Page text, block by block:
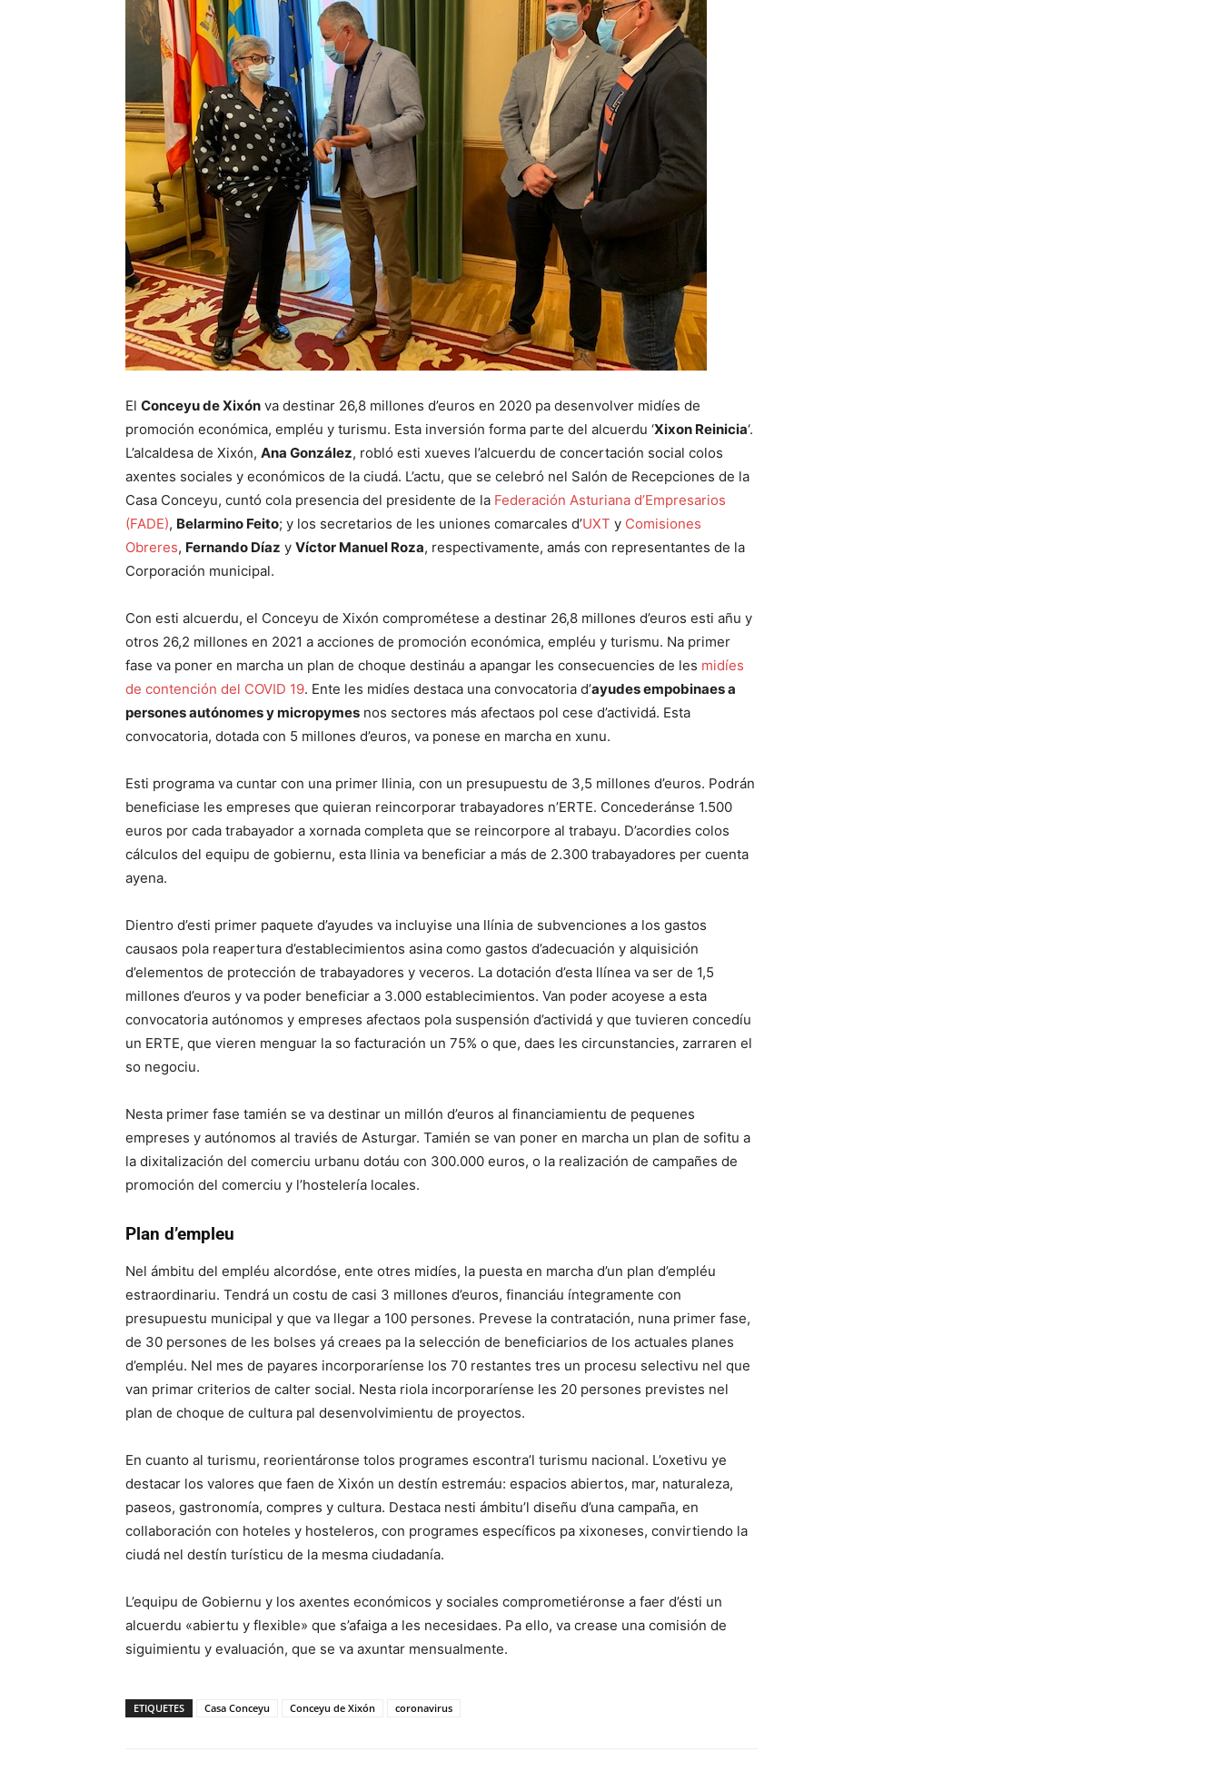
El Conceyu de Xixón va destinar 26,8 millones d’euros en 2020 pa desenvolver midíes de
promoción económica, empléu y turismu. Esta inversión forma parte del alcuerdu ‘Xixon Reinicia‘.
L’alcaldesa de Xixón, Ana González, robló esti xueves l’alcuerdu de concertación social colos
axentes sociales y económicos de la ciudá. L’actu, que se celebró nel Salón de Recepciones de la
Casa Conceyu, cuntó cola presencia del presidente de la Federación Asturiana d’Empresarios
(FADE), Belarmino Feito; y los secretarios de les uniones comarcales d’UXT y Comisiones
Obreres, Fernando Díaz y Víctor Manuel Roza, respectivamente, amás con representantes de la
Corporación municipal.
Con esti alcuerdu, el Conceyu de Xixón comprométese a destinar 26,8 millones d’euros esti añu y
otros 26,2 millones en 2021 a acciones de promoción económica, empléu y turismu. Na primer
fase va poner en marcha un plan de choque destináu a apangar les consecuencies de les midíes
de contención del COVID 19. Ente les midíes destaca una convocatoria d’ayudes empobinaes a
persones autónomes y micropymes nos sectores más afectaos pol cese d’actividá. Esta
convocatoria, dotada con 5 millones d’euros, va ponese en marcha en xunu.
Esti programa va cuntar con una primer llinia, con un presupuestu de 3,5 millones d’euros. Podrán
beneficiase les empreses que quieran reincorporar trabayadores n’ERTE. Concederánse 1.500
euros por cada trabayador a xornada completa que se reincorpore al trabayu. D’acordies colos
cálculos del equipu de gobiernu, esta llinia va beneficiar a más de 2.300 trabayadores per cuenta
ayena.
Dientro d’esti primer paquete d’ayudes va incluyise una llínia de subvenciones a los gastos
causaos pola reapertura d’establecimientos asina como gastos d’adecuación y alquisición
d’elementos de protección de trabayadores y veceros. La dotación d’esta llínea va ser de 1,5
millones d’euros y va poder beneficiar a 3.000 establecimientos. Van poder acoyese a esta
convocatoria autónomos y empreses afectaos pola suspensión d’actividá y que tuvieren concedíu
un ERTE, que vieren menguar la so facturación un 75% o que, daes les circunstancies, zarraren el
so negociu.
Nesta primer fase tamién se va destinar un millón d’euros al financiamientu de pequenes
empreses y autónomos al traviés de Asturgar. Tamién se van poner en marcha un plan de sofitu a
la dixitalización del comerciu urbanu dotáu con 300.000 euros, o la realización de campañes de
promoción del comerciu y l’hostelería locales.
Plan d’empleu
Nel ámbitu del empléu alcordóse, ente otres midíes, la puesta en marcha d’un plan d’empléu
estraordinariu. Tendrá un costu de casi 3 millones d’euros, financiáu íntegramente con
presupuestu municipal y que va llegar a 100 persones. Prevese la contratación, nuna primer fase,
de 30 persones de les bolses yá creaes pa la selección de beneficiarios de los actuales planes
d’empléu. Nel mes de payares incorporaríense los 70 restantes tres un procesu selectivu nel que
van primar criterios de calter social. Nesta riola incorporaríense les 20 persones previstes nel
plan de choque de cultura pal desenvolvimientu de proyectos.
En cuanto al turismu, reorientáronse tolos programes escontra’l turismu nacional. L’oxetivu ye
destacar los valores que faen de Xixón un destín estremáu: espacios abiertos, mar, naturaleza,
paseos, gastronomía, compres y cultura. Destaca nesti ámbitu’l diseñu d’una campaña, en
collaboración con hoteles y hosteleros, con programes específicos pa xixoneses, convirtiendo la
ciudá nel destín turísticu de la mesma ciudadanía.
L’equipu de Gobiernu y los axentes económicos y sociales comprometiéronse a faer d’ésti un
alcuerdu «abiertu y flexible» que s’afaiga a les necesidaes. Pa ello, va crease una comisión de
siguimientu y evaluación, que se va axuntar mensualmente.
ETIQUETES Casa Conceyu Conceyu de Xixón coronavirus